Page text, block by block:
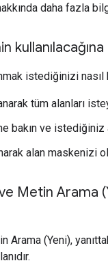
daha fazla
istediğinizi nasıl
tüm alanları
bakın ve istediğiniz
alan maskenizi
Metin Arama
Arama (Yeni),